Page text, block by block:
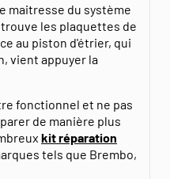
maitresse du système
les plaquettes de
au piston d'étrier, qui
vient appuyer la
fonctionnel et ne pas
de manière plus
kit réparation
tels que Brembo,